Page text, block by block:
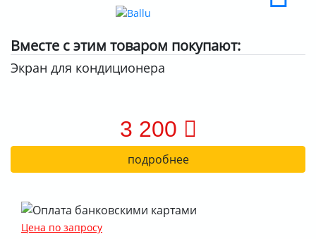
Вместе с этим товаром покупают:
Экран для кондиционера
3 200
подробнее
Цена по запросу